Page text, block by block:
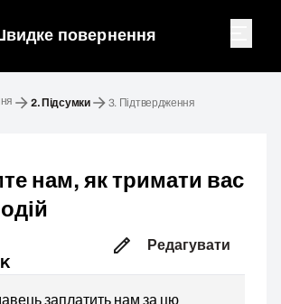
повернення
2. Підсумки 3. Підтвердження
нам, як тримати вас
Редагувати
заплатить нам за цю